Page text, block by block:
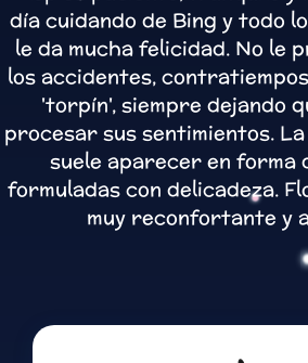
día cuidando de Bing y todo
le da mucha felicidad. No le
los accidentes,
'torpín', siempre dejando
procesar sus sentimientos.
suele aparecer en forma
formuladas con delicadeza.
muy reconfortante y